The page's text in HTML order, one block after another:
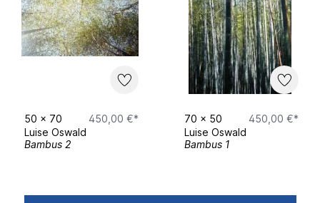
50 x 70
450,00 €*
Luise Oswald
Bambus 2
70 x 50
450,00 €*
Luise Oswald
Bambus 1